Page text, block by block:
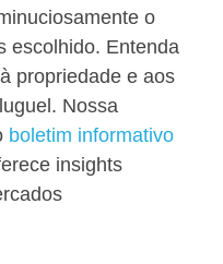
o
escolhido. Entenda
propriedade e aos
Nossa
boletim informativo
insights